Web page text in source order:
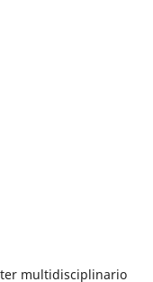
multidisciplinario